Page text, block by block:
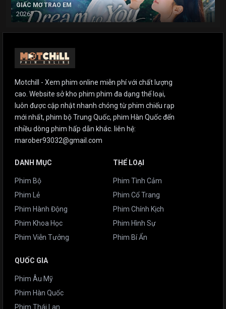
GIẤC MƠ TRAO EM
2026
Motchill - Xem phim online miễn phí với chất lượng
cao. Website sở kho phim phim đa dạng thể loại,
luôn được cập nhật nhanh chóng từ phim chiếu rạp
mới nhất, phim bộ Trung Quốc, phim Hàn Quốc đến
nhiều dòng phim hấp dẫn khác. liên hệ:
marober93032@gmail.com
DANH MỤC
Phim Bộ
Phim Lẻ
Phim Hành Động
Phim Khoa Học
Phim Viễn Tưởng
THỂ LOẠI
Phim Tình Cảm
Phim Cổ Trang
Phim Chính Kịch
Phim Hình Sự
Phim Bí Ẩn
QUỐC GIA
Phim Âu Mỹ
Phim Hàn Quốc
Phim Thái Lan